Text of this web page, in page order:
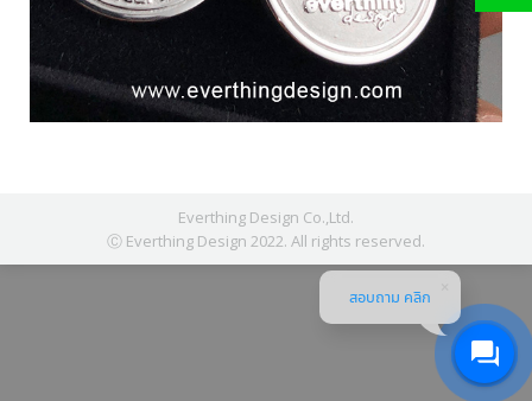
Everthing Design Co.,Ltd.
Ⓒ Everthing Design 2022. All rights reserved.
สอบถาม คลิก